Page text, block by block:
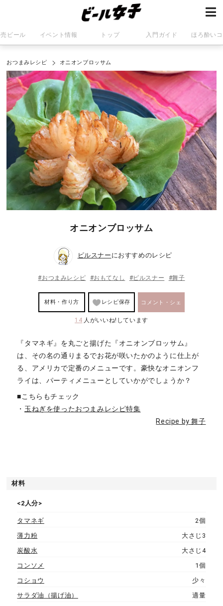
ビール イベント情報 トップ 入門ガイド ほろ酔い
おつまみレシピ オニオンブロッサム
オニオンブロッサム
ピルスナー におすすめのレシピ
#おつまみレシピ #おもてなし #ピルスナー #舞子
材料・作り方 レシピ保存 コメント・シェ
14 人がいいね!しています
『タマネギ』を丸ごと揚げた『オニオンブロッサム』
は、その名の通りまるでお花が咲いたかのように仕上が
る、アメリカで定番のメニューです。豪快なオニオンフ
ライは、パーティメニューとしていかがでしょうか？
■こちらもチェック
・ 玉ねぎを使ったおつまみレシピ特集
Recipe by 舞子
材料
<2人分>
タマネギ
2個
薄力粉
大さじ3
炭酸水
大さじ4
コンソメ
1個
コショウ
少々
サラダ油（揚げ油）
適量